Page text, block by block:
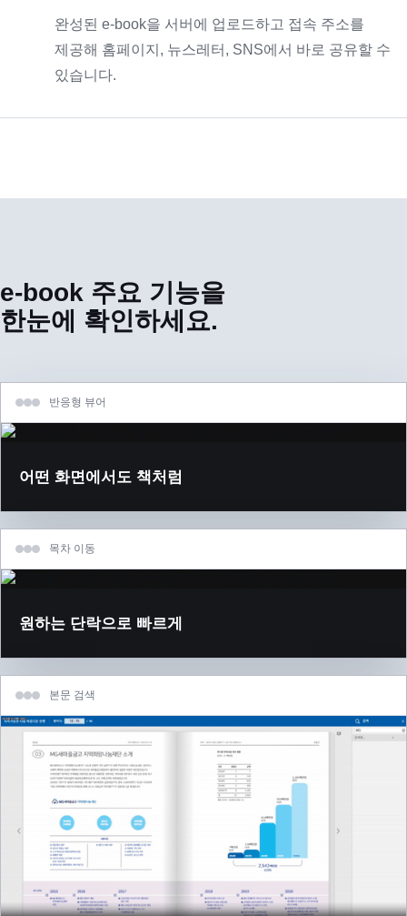
완성된 e-book을 서버에 업로드하고 접속 주소를
제공해 홈페이지, 뉴스레터, SNS에서 바로 공유할 수
있습니다.
e-book 주요 기능을
한눈에 확인하세요.
반응형 뷰어
어떤 화면에서도 책처럼
목차 이동
원하는 단락으로 빠르게
본문 검색